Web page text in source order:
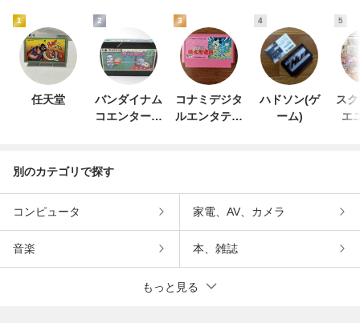
1
任天堂
2
バンダイナム
コエンターテ
3
コナミデジタ
ルエンタテイ
4
ハドソン(ゲ
ーム)
5
ス
エ
別のカテゴリで探す
コンピュータ 家電、AV、カメラ
音楽 本、雑誌
もっと見る